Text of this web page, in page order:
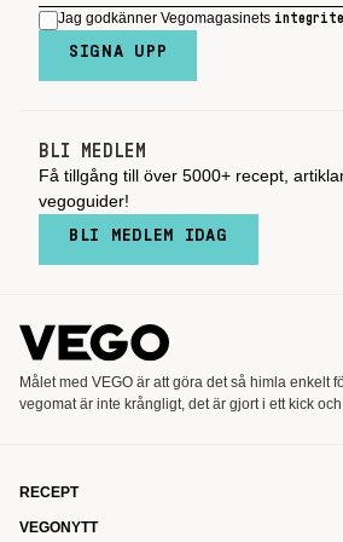
Jag godkänner Vegomagasinets
SIGNA UPP
BLI MEDLEM
Få tillgång till över 5000+ recept,
vegoguider!
BLI MEDLEM IDAG
Målet med VEGO är att göra det så himla enkelt
vegomat är inte krångligt, det är gjort i ett kick
RECEPT
VEGONYTT